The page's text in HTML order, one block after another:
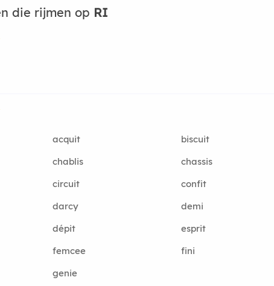
die rijmen op RI
acquit
biscuit
chablis
chassis
circuit
confit
darcy
demi
dépit
esprit
femcee
fini
genie